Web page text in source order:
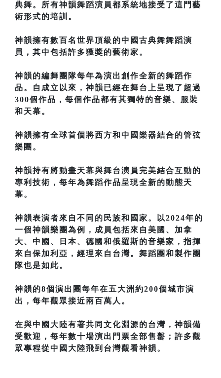
典舞。所有神韻舞蹈演員都系統地接受了這門藝
術形式的培訓。
神韻擁有數百名世界頂級的中國古典舞舞蹈演
員，其中包括許多獲獎的藝術家。
神韻的編舞團隊每年為演出創作全新的舞蹈作
品。自成立以來，神韻已經在舞台上呈現了超過
300個作品，每個作品都有其獨特的音樂、服裝
和天幕。
神韻擁有全球首個將西方和中國樂器結合的管弦
樂團。
神韻持有將動畫天幕與舞台演員完美結合互動的
專利技術，每年為舞蹈作品呈現全新的動態天
幕。
神韻表演者來自不同的民族和國家。以2024年的
一個神韻樂團為例，成員包括來自美國、加拿
大、中國、日本、德國和俄羅斯的音樂家，指揮
來自保加利亞，經理來自台灣。舞蹈團和製作團
隊也是如此。
神韻的8個演出團每年在五大洲約200個城市演
出，每年觀眾接近兩百萬人。
在與中國大陸有著共同文化淵源的台灣，神韻備
受歡迎，每年數十場演出門票全部售罊；許多觀
眾專程從中國大陸飛到台灣觀看神韻。